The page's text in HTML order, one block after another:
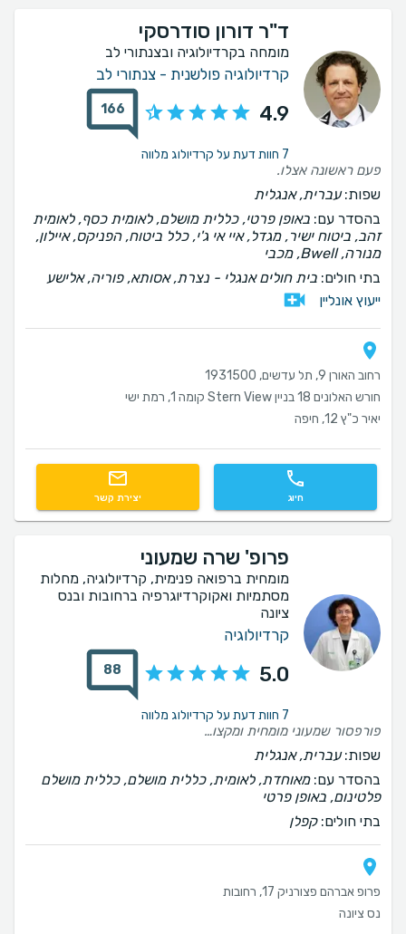
ד"ר דורון סודרסקי
מומחה בקרדיולוגיה ובצנתורי לב
קרדיולוגיה פולשנית - צנתורי לב
4.9
166
7 חוות דעת על קרדיולוג מלווה
פעם ראשונה אצלו.
שפות:עברית, אנגלית
בהסדר עם: באופן פרטי, כללית מושלם, לאומית כסף, לאומית
זהב, ביטוח ישיר, מגדל, איי אי ג'י, כלל ביטוח, הפניקס, איילון,
מנורה, Bwell, מכבי
בתי חולים: בית חולים אנגלי - נצרת, אסותא, פוריה, אלישע
ייעוץ אונליין
רחוב האורן 9, תל עדשים, 1931500
חורש האלונים 18 בניין Stern View קומה 1, רמת ישי
יאיר כ"ץ 12, חיפה
חיוג יצירת קשר
פרופ' שרה שמעוני
מומחית ברפואה פנימית, קרדיולוגיה, מחלות
מסתמיות ואקוקרדיוגרפיה ברחובות ובנס
ציונה
קרדיולוגיה
5.0
88
7 חוות דעת על קרדיולוג מלווה
פורפסור שמעוני מומחית ומקצועית אך לפני הכל אנושית .תמיד נעים לי לבוא אליה לייעוץ תמיד מקבלת תשובות לכל השאלות בדרך נעימה ועם הרבה סבלנות.משרה רוגע ותחושה שיש על מי לסמוך.התייעצתי עם הרבה רופאים ופרופ שמעוני היא מבחינתי האחת והיחידה.
שפות:עברית, אנגלית
בהסדר עם:מאוחדת, לאומית, כללית מושלם, כללית מושלם
פלטינום, באופן פרטי
בתי חולים:קפלן
פרופ אברהם פצורניק 17, רחובות
נס ציונה